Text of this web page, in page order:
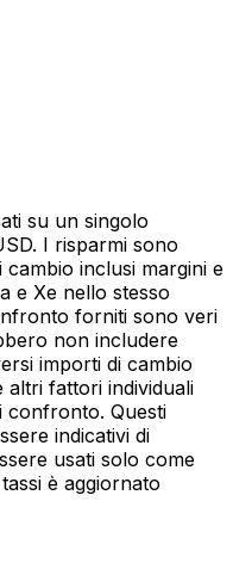
su un singolo
I risparmi sono
inclusi margini e
e Xe nello stesso
forniti sono veri
non includere
importi di cambio
altri fattori individuali
confronto. Questi
indicativi di
usati solo come
è aggiornato